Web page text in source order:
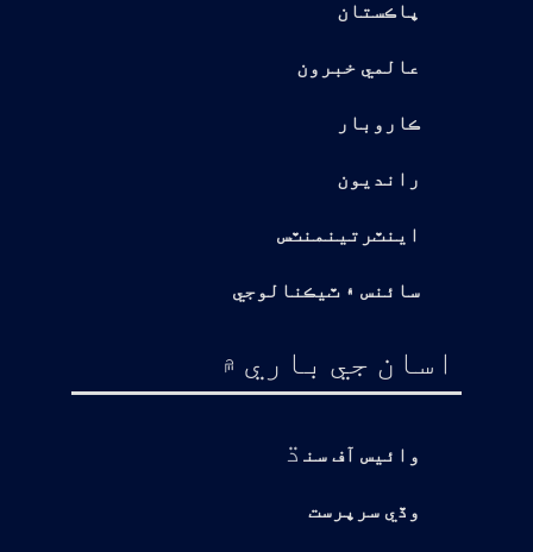
پاڪستان
عالمي خبرون
ڪاروبار
رانديون
اينٽرتينمنٽس
سائنس ۽ ٽيڪنالوجي
اسان جي باري ۾
وائيس آف سن ڌ
وڏي سرپرست